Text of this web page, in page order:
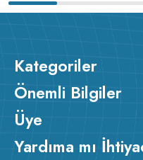
Kategoriler
Önemli Bilgiler
Üye
Yardıma mı